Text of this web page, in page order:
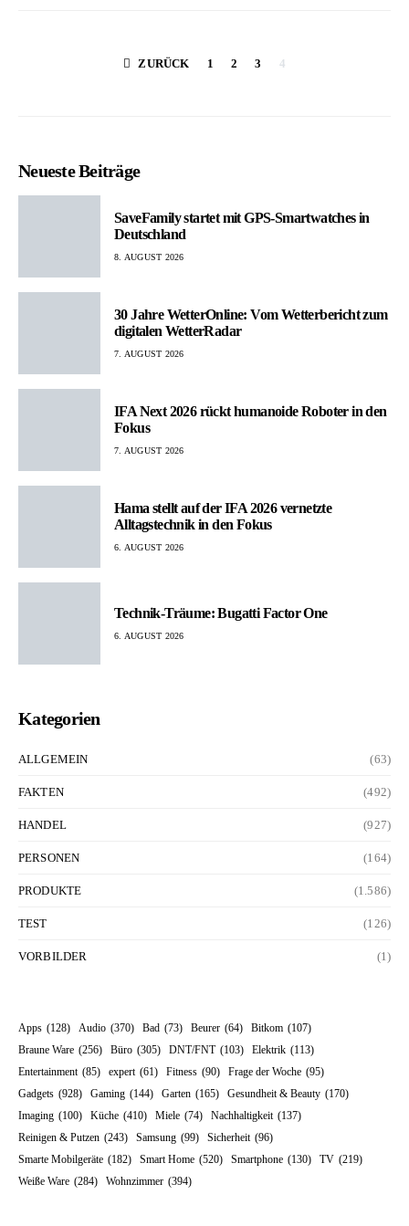
ZURÜCK 1 2 3 4
Neueste Beiträge
SaveFamily startet mit GPS-Smartwatches in
Deutschland
8. AUGUST 2026
30 Jahre WetterOnline: Vom Wetterbericht zum
digitalen WetterRadar
7. AUGUST 2026
IFA Next 2026 rückt humanoide Roboter in den
Fokus
7. AUGUST 2026
Hama stellt auf der IFA 2026 vernetzte
Alltagstechnik in den Fokus
6. AUGUST 2026
Technik-Träume: Bugatti Factor One
6. AUGUST 2026
Kategorien
ALLGEMEIN (63)
FAKTEN (492)
HANDEL (927)
PERSONEN (164)
PRODUKTE (1.586)
TEST (126)
VORBILDER (1)
Apps (128) Audio (370) Bad (73) Beurer (64) Bitkom (107)
Braune Ware (256) Büro (305) DNT/FNT (103) Elektrik (113)
Entertainment (85) expert (61) Fitness (90) Frage der Woche (95)
Gadgets (928) Gaming (144) Garten (165) Gesundheit & Beauty (170)
Imaging (100) Küche (410) Miele (74) Nachhaltigkeit (137)
Reinigen & Putzen (243) Samsung (99) Sicherheit (96)
Smarte Mobilgeräte (182) Smart Home (520) Smartphone (130) TV (219)
Weiße Ware (284) Wohnzimmer (394)